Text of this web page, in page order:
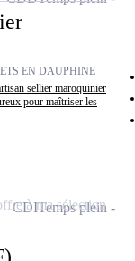
EN DAUPHINE
sellier maroquinier
pour maîtriser les
CDITemps plein
à ma sélection